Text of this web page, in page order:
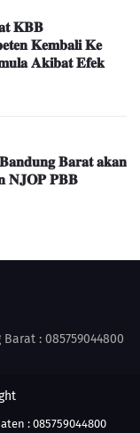
𝐊𝐁𝐁
𝐊𝐞𝐦𝐛𝐚𝐥𝐢 𝐊𝐞
𝐀𝐤𝐢𝐛𝐚𝐭 𝐄𝐟𝐞𝐤
𝐁𝐚𝐫𝐚𝐭 𝐚𝐤𝐚𝐧
𝐍𝐉𝐎𝐏 𝐏𝐁𝐁
: 085759044800
: 085759044800